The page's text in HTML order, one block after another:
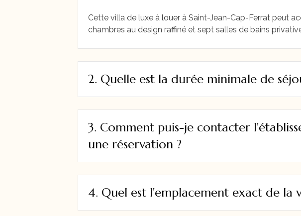
Cette villa de luxe à louer à Saint-Jean-Cap-Ferrat peut
chambres au design raffiné et sept salles de bains
2. Quelle est la durée minimale de
3. Comment puis-je contacter
une réservation ?
4. Quel est l'emplacement exact de la